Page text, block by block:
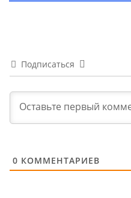
Подписаться
0 КОММЕНТАРИЕВ